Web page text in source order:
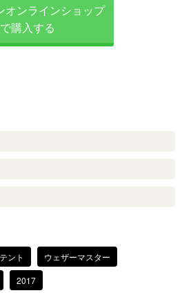
オンラインショップ
で購入する
テント
ウェザーマスター
2017